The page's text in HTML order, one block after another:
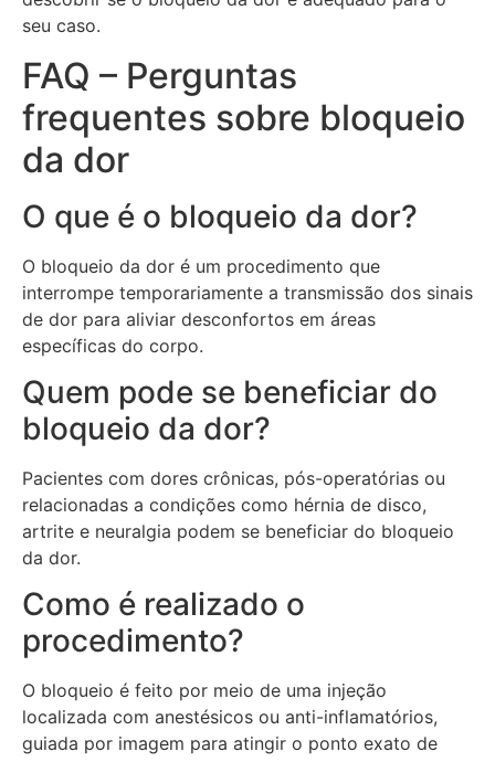
seu caso.
FAQ – Perguntas
frequentes sobre bloqueio
da dor
O que é o bloqueio da dor?
O bloqueio da dor é um procedimento que
interrompe temporariamente a transmissão dos sinais
de dor para aliviar desconfortos em áreas
específicas do corpo.
Quem pode se beneficiar do
bloqueio da dor?
Pacientes com dores crônicas, pós-operatórias ou
relacionadas a condições como hérnia de disco,
artrite e neuralgia podem se beneficiar do bloqueio
da dor.
Como é realizado o
procedimento?
O bloqueio é feito por meio de uma injeção
localizada com anestésicos ou anti-inflamatórios,
guiada por imagem para atingir o ponto exato de